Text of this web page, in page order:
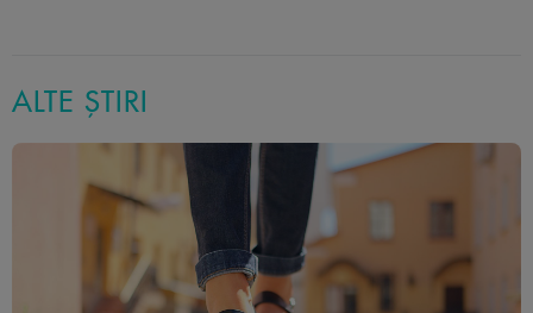
ALTE ȘTIRI